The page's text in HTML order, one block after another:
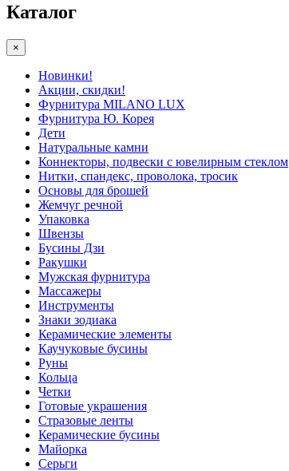
Каталог
×
Новинки!
Акции, скидки!
Фурнитура MILANO LUX
Фурнитура Ю. Корея
Дети
Натуральные камни
Коннекторы, подвески с ювелирным стеклом
Нитки, спандекс, проволока, тросик
Основы для брошей
Жемчуг речной
Упаковка
Швензы
Бусины Дзи
Ракушки
Мужская фурнитура
Массажеры
Инструменты
Знаки зодиака
Керамические элементы
Каучуковые бусины
Руны
Кольца
Четки
Готовые украшения
Стразовые ленты
Керамические бусины
Майорка
Серьги